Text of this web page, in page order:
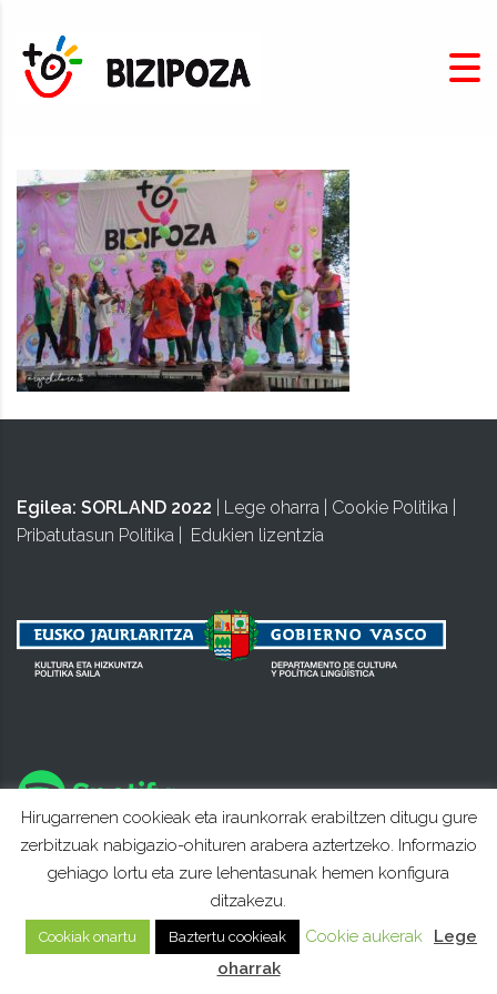
Egilea: SORLAND 2022 Lege oharra Cookie Politika
Pribatutasun Politika
Edukien lizentzia
Hirugarrenen cookieak eta iraunkorrak erabiltzen ditugu gure
zerbitzuak nabigazio-ohituren arabera aztertzeko. Informazio
gehiago lortu eta zure lehentasunak hemen konfigura
ditzakezu.
Cookiak onartu Baztertu cookieak Cookie aukerak
Lege
oharrak